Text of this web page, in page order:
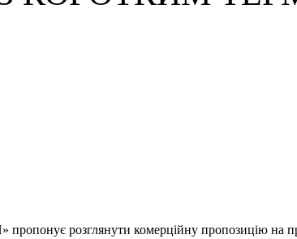
пропонує розглянути комерційну пропозицію на